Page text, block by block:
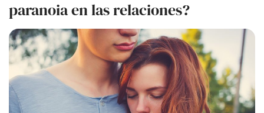
paranoia en las relaciones?